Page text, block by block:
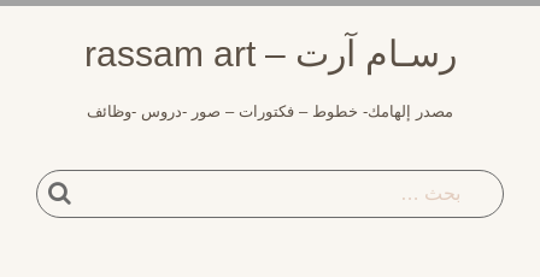
رسـام آرت – rassam art
مصدر إلهامك- خطوط – فكتورات – صور -دروس -وظائف